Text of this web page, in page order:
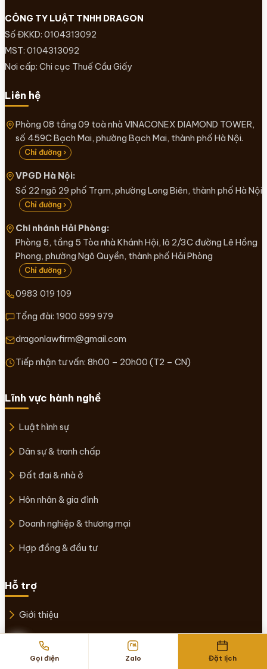
CÔNG TY LUẬT TNHH DRAGON
Số ĐKKD: 0104313092
MST: 0104313092
Nơi cấp: Chi cục Thuế Cầu Giấy
Liên hệ
Phòng 08 tầng 09 toà nhà VINACONEX DIAMOND TOWER,
số 459C Bạch Mai, phường Bạch Mai, thành phố Hà Nội.
Chỉ đường ›
VPGD Hà Nội:
Số 22 ngõ 29 phố Trạm, phường Long Biên, thành phố Hà Nội
Chỉ đường ›
Chi nhánh Hải Phòng:
Phòng 5, tầng 5 Tòa nhà Khánh Hội, lô 2/3C đường Lê Hồng
Phong, phường Ngô Quyền, thành phố Hải Phòng
Chỉ đường ›
0983 019 109
Tổng đài: 1900 599 979
dragonlawfirm@gmail.com
Tiếp nhận tư vấn: 8h00 – 20h00 (T2 – CN)
Lĩnh vực hành nghề
Luật hình sự
Dân sự & tranh chấp
Đất đai & nhà ở
Hôn nhân & gia đình
Doanh nghiệp & thương mại
Hợp đồng & đầu tư
Hỗ trợ
Giới thiệu
Đội ngũ luật sư
Tin tức
Gọi điện Zalo Đặt lịch